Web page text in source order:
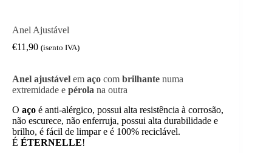
Anel Ajustável
€11,90 (isento IVA)
Anel ajustável em aço com brilhante numa
extremidade e pérola na outra
O aço é anti-alérgico, possui alta resistência à corrosão,
não escurece, não enferruja, possui alta durabilidade e
brilho, é fácil de limpar e é 100% reciclável.
É ÉTERNELLE!